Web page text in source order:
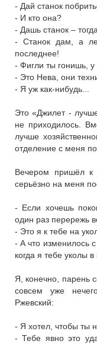
- Дай станок
- И кто она?
- Дашь станок – тогда
- Станок дам, а
последнее!
- Фигли ты гонишь, у
- Это Нева, они
- Я уж как-нибудь...
Это «Джилет -
не приходилось.
лучше
отделение с меня
Вечером пришёл к
серьёзно на меня
- Если хочешь
один раз перережь
- Это я к тебе на
- А что изменилось
когда я тебе уколы
Я, конечно, парень
совсем уже
Ржевский:
- Я хотел, чтобы ты
- Тебе явно это